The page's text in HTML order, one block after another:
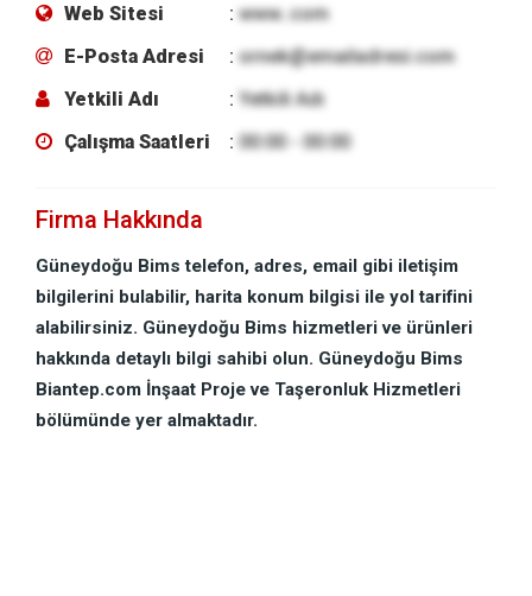
Web Sitesi
:www..com
E-Posta Adresi
:ornek@emailadresi.com
Yetkili Adı
: Yetkili Adı
Çalışma Saatleri
: 00:00 - 00:00
Firma Hakkında
Güneydoğu Bims telefon, adres, email gibi iletişim
bilgilerini bulabilir, harita konum bilgisi ile yol tarifini
alabilirsiniz. Güneydoğu Bims hizmetleri ve ürünleri
hakkında detaylı bilgi sahibi olun. Güneydoğu Bims
Biantep.com İnşaat Proje ve Taşeronluk Hizmetleri
bölümünde yer almaktadır.